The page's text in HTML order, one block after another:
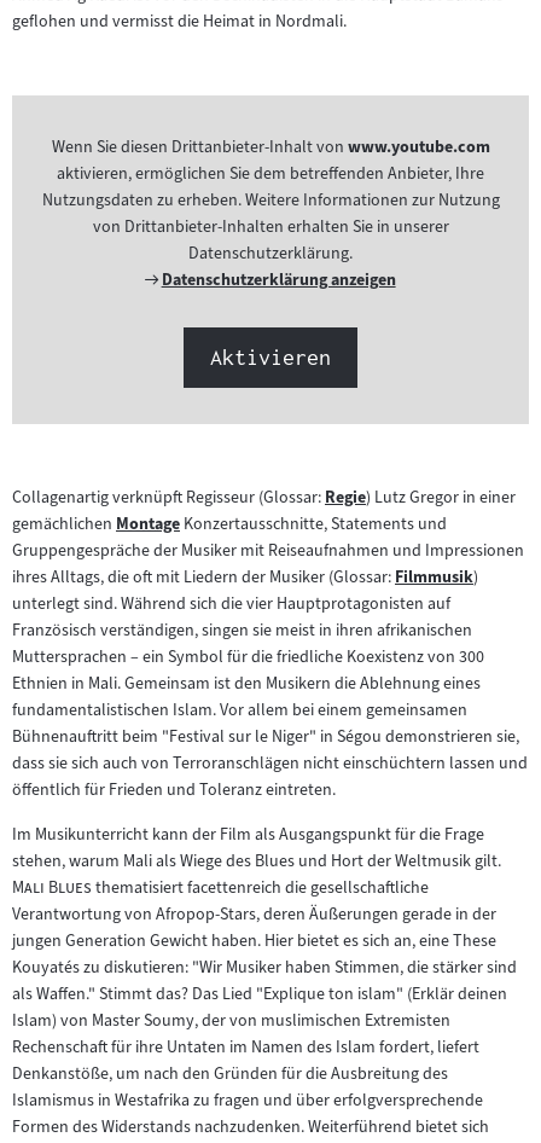
geflohen und vermisst die Heimat in Nordmali.
Wenn Sie diesen Drittanbieter-Inhalt von www.youtube.com
aktivieren, ermöglichen Sie dem betreffenden Anbieter, Ihre
Nutzungsdaten zu erheben. Weitere Informationen zur Nutzung
von Drittanbieter-Inhalten erhalten Sie in unserer
Datenschutzerklärung.
Externer
Datenschutzerklärung anzeigen
Aktivieren
Collagenartig verknüpft Regisseur (Glossar:Zum
Inhalt:
Regie) Lutz Gregor in einer
gemächlichen Zum
Inhalt:
Montage Konzertausschnitte, Statements und
Gruppengespräche der Musiker mit Reiseaufnahmen und Impressionen
ihres Alltags, die oft mit Liedern der Musiker (Glossar:Zum
Inhalt:
Filmmusik)
unterlegt sind. Während sich die vier Hauptprotagonisten auf
Französisch verständigen, singen sie meist in ihren afrikanischen
Muttersprachen – ein Symbol für die friedliche Koexistenz von 300
Ethnien in Mali. Gemeinsam ist den Musikern die Ablehnung eines
fundamentalistischen Islam. Vor allem bei einem gemeinsamen
Bühnenauftritt beim "Festival sur le Niger" in Ségou demonstrieren sie,
dass sie sich auch von Terroranschlägen nicht einschüchtern lassen und
öffentlich für Frieden und Toleranz eintreten.
Im Musikunterricht kann der Film als Ausgangspunkt für die Frage
stehen, warum Mali als Wiege des Blues und Hort der Weltmusik gilt."
Mali Blues "thematisiert facettenreich die gesellschaftliche
Verantwortung von Afropop-Stars, deren Äußerungen gerade in der
jungen Generation Gewicht haben. Hier bietet es sich an, eine These
Kouyatés zu diskutieren: "Wir Musiker haben Stimmen, die stärker sind
als Waffen." Stimmt das? Das Lied "Explique ton islam" (Erklär deinen
Islam) von Master Soumy, der von muslimischen Extremisten
Rechenschaft für ihre Untaten im Namen des Islam fordert, liefert
Denkanstöße, um nach den Gründen für die Ausbreitung des
Islamismus in Westafrika zu fragen und über erfolgversprechende
Formen des Widerstands nachzudenken. Weiterführend bietet sich